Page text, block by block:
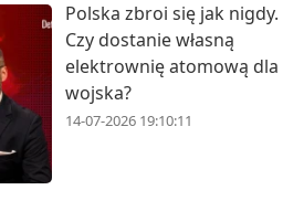
Polska zbroi się jak nigdy.
Czy dostanie własną
elektrownię atomową dla
wojska?
14-07-2026 19:10:11